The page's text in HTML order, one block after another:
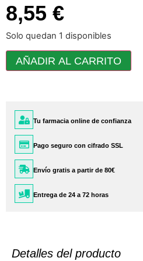
8,55 €
Solo quedan 1 disponibles
AÑADIR AL CARRITO
Tu farmacia online de confianza
Pago seguro con cifrado SSL
Envío gratis a partir de 80€
Entrega de 24 a 72 horas
Detalles del producto